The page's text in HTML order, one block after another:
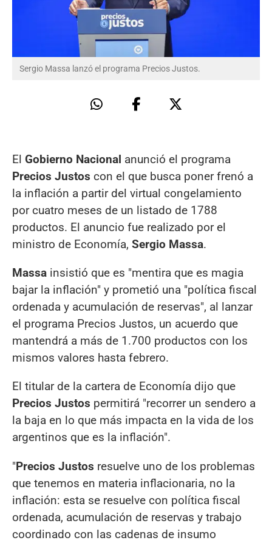
Sergio Massa lanzó el programa Precios Justos.
El Gobierno Nacional anunció el programa
Precios Justos con el que busca poner frenó a
la inflación a partir del virtual congelamiento
por cuatro meses de un listado de 1788
productos. El anuncio fue realizado por el
ministro de Economía, Sergio Massa.
Massa insistió que es "mentira que es magia
bajar la inflación" y prometió una "política fiscal
ordenada y acumulación de reservas", al lanzar
el programa Precios Justos, un acuerdo que
mantendrá a más de 1.700 productos con los
mismos valores hasta febrero.
El titular de la cartera de Economía dijo que
Precios Justos permitirá "recorrer un sendero a
la baja en lo que más impacta en la vida de los
argentinos que es la inflación".
"Precios Justos resuelve uno de los problemas
que tenemos en materia inflacionaria, no la
inflación: esta se resuelve con política fiscal
ordenada, acumulación de reservas y trabajo
coordinado con las cadenas de insumo